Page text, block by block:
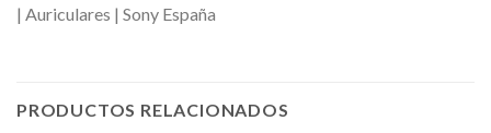
| Auriculares | Sony España
PRODUCTOS RELACIONADOS